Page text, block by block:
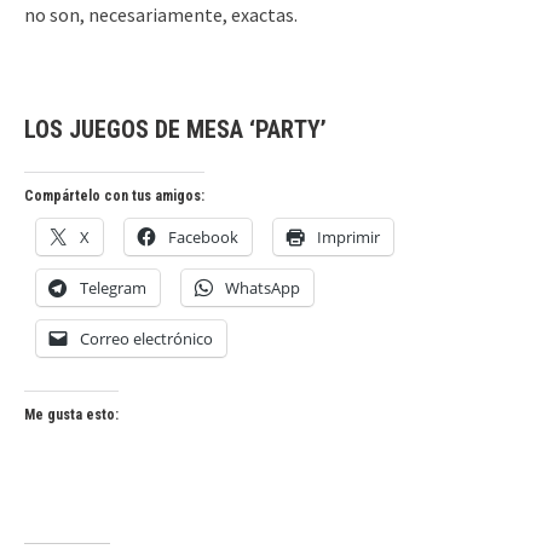
no son, necesariamente, exactas.
LOS JUEGOS DE MESA ‘PARTY’
Compártelo con tus amigos:
X Facebook Imprimir
Telegram WhatsApp
Correo electrónico
Me gusta esto: